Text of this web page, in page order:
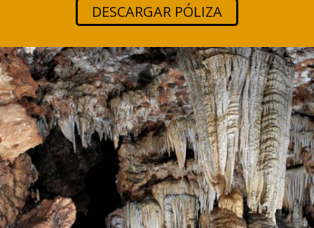
DESCARGAR PÓLIZA